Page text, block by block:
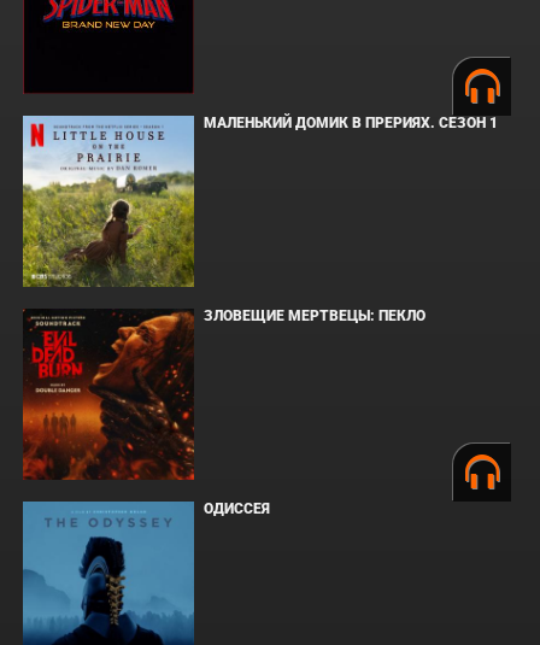
МАЛЕНЬКИЙ ДОМИК В ПРЕРИЯХ. СЕЗОН 1
ЗЛОВЕЩИЕ МЕРТВЕЦЫ: ПЕКЛО
ОДИССЕЯ